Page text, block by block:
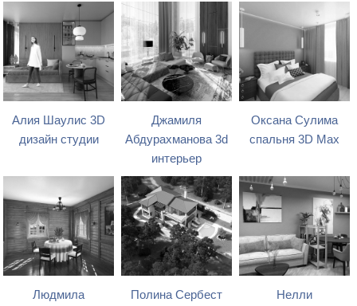
Алия Шаулис 3D
дизайн студии
Джамиля
Абдурахманова 3d
интерьер
Оксана Сулима
спальня 3D Max
Людмила
Полина Сербест
Нелли